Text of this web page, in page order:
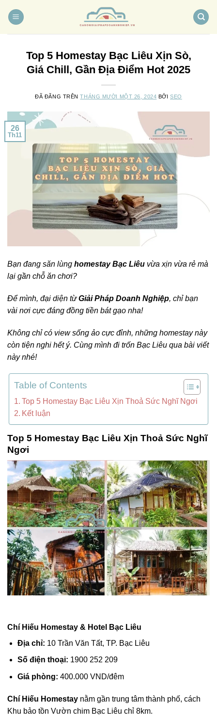
đến
Top 5 Homestay Bạc Liêu Xịn Sò,
Giá Chill, Gần Địa Điểm Hot 2025
ĐÃ ĐĂNG TRÊNTHÁNG MƯỜI MỘT 26, 2024 BỞISEO
26
Th11
Bạn đang săn lùng homestay Bạc Liêu vừa xịn vừa rẻ mà
lại gần chỗ ăn chơi?
Để mình, đại diện từGiải Pháp Doanh Nghiệp, chỉ bạn
vài nơi cực đáng đồng tiền bát gạo nha!
Không chỉ có view sống ảo cực đỉnh, những homestay này
còn tiện nghi hết ý. Cùng mình đi trốn Bạc Liêu qua bài viết
này nhé!
Table of Contents
Top 5 Homestay Bạc Liêu Xịn Thoả Sức Nghĩ Ngơi
Kết luận
Top 5 Homestay Bạc Liêu Xịn Thoả Sức Nghĩ
Ngơi
Chí Hiếu Homestay & Hotel Bạc Liêu
Địa chỉ: 10 Trần Văn Tất, TP. Bạc Liêu
Số điện thoại: 1900 252 209
Giá phòng: 400.000 VND/đêm
Chí Hiếu Homestay nằm gần trung tâm thành phố, cách
Khu bảo tồn Vườn chim Bạc Liêu chỉ 8km.